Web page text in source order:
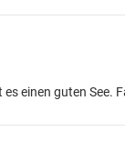
einen guten See.